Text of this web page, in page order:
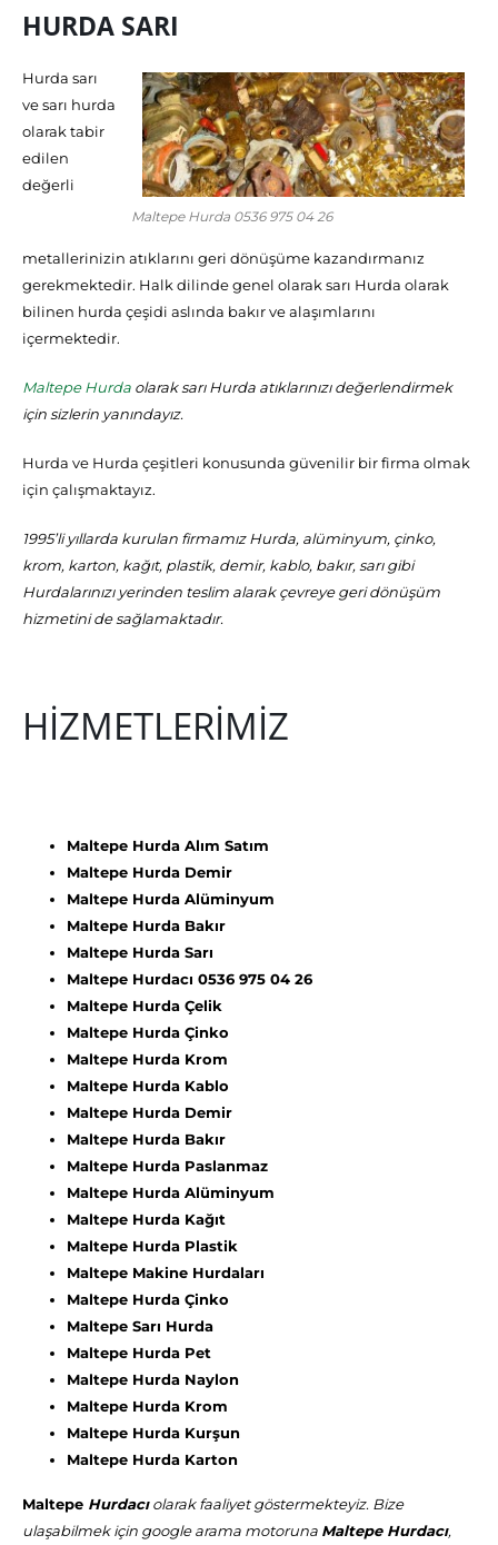
HURDA SARI
Maltepe Hurda 0536 975 04 26
Hurda sarı
ve sarı hurda
olarak tabir
edilen
değerli
metallerinizin atıklarını geri dönüşüme kazandırmanız
gerekmektedir. Halk dilinde genel olarak sarı Hurda olarak
bilinen hurda çeşidi aslında bakır ve alaşımlarını
içermektedir.
Maltepe Hurda olarak sarı Hurda atıklarınızı değerlendirmek
için sizlerin yanındayız.
Hurda ve Hurda çeşitleri konusunda güvenilir bir firma olmak
için çalışmaktayız.
1995’li yıllarda kurulan firmamız Hurda, alüminyum, çinko,
krom, karton, kağıt, plastik, demir, kablo, bakır, sarı gibi
Hurdalarınızı yerinden teslim alarak çevreye geri dönüşüm
hizmetini de sağlamaktadır.
HİZMETLERİMİZ
Maltepe Hurda Alım Satım
Maltepe Hurda Demir
Maltepe Hurda Alüminyum
Maltepe Hurda Bakır
Maltepe Hurda Sarı
Maltepe Hurdacı 0536 975 04 26
Maltepe Hurda Çelik
Maltepe Hurda Çinko
Maltepe Hurda Krom
Maltepe Hurda Kablo
Maltepe Hurda Demir
Maltepe Hurda Bakır
Maltepe Hurda Paslanmaz
Maltepe Hurda Alüminyum
Maltepe Hurda Kağıt
Maltepe Hurda Plastik
Maltepe Makine Hurdaları
Maltepe Hurda Çinko
Maltepe Sarı Hurda
Maltepe Hurda Pet
Maltepe Hurda Naylon
Maltepe Hurda Krom
Maltepe Hurda Kurşun
Maltepe Hurda Karton
Maltepe Hurdacıolarak faaliyet göstermekteyiz. Bize
ulaşabilmek için google arama motoruna Maltepe Hurdacı,